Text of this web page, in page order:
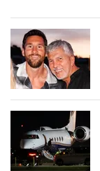
EN VIVO